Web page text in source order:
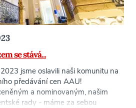
se stává...
jsme oslavili naši komunitu na
předávání cen AAU!
a nominovaným, našim
rady - máme za sebou